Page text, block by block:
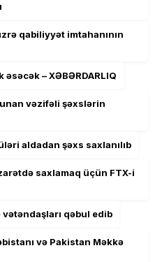
qabiliyyət imtahanının
– XƏBƏRDARLIQ
vəzifəli şəxslərin
aldadan şəxs saxlanılıb
saxlamaq üçün FTX-i
qəbul edib
və Pakistan Məkkə